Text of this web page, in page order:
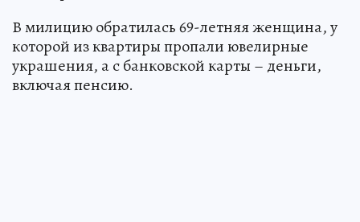
В милицию обратилась 69-летняя женщина, у
которой из квартиры пропали ювелирные
украшения, а с банковской карты – деньги,
включая пенсию.